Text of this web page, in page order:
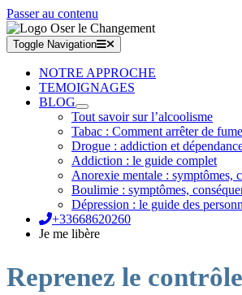
Passer au contenu
Toggle Navigation
NOTRE APPROCHE
TEMOIGNAGES
BLOG
Tout savoir sur l’alcoolisme
Tabac : Comment arrêter de
Drogue : addiction et
Addiction : le guide complet
Anorexie mentale : symptômes,
Boulimie : symptômes,
Dépression : le guide des
+33668620260
Je me libère
Reprenez le